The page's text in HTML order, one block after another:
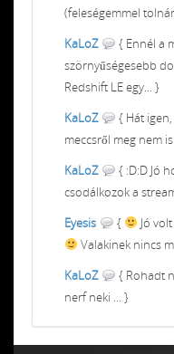
(feleségemmel
KaLoZ
{ Ennél a
szörnyűségesebb
Redshift LE egy... }
KaLoZ
{ Hát
meccsről meg nem
KaLoZ
{ :D:D Jó
csodálkozok a
Eyesis
{
Jó
Valakinek nincs
KaLoZ
{ Rohadt
nerf neki ... }